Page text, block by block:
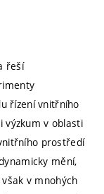
řeší
řízení vnitřního
výzkum v oblasti
prostředí
mění,
v mnohých